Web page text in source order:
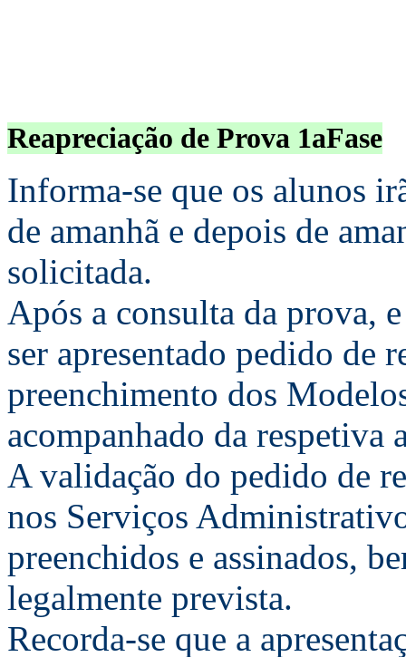
Reapreciação de Prova 1aFase
Informa-se que os alunos
de amanhã e depois de
solicitada.
Após a consulta da prova,
ser apresentado pedido de
preenchimento dos
acompanhado da
A validação do pedido de
nos Serviços
preenchidos e assinados,
legalmente prevista.
Recorda-se que a